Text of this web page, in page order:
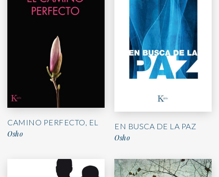
CAMINO PERFECTO, EL
Osho
EN BUSCA DE LA PAZ
Osho